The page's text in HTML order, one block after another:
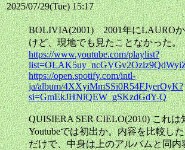
2025/07/29(Tue) 15:17
BOLIVIA(2001) 2001年にLAURO
けど、現地でも見たことなかった。
https://www.youtube.com/playlist?
https://open.spotify.com/intl-
ja/album/4XXyiMmSSi0R54FJyerOyK?
si=GmEkJHNiQEW_gSKzdGdY-Q
QUISIERA SER CIELO(2010) これ
Youtubeでは初出か。内容を比較し
だけで、中身は上のアルバムと同内